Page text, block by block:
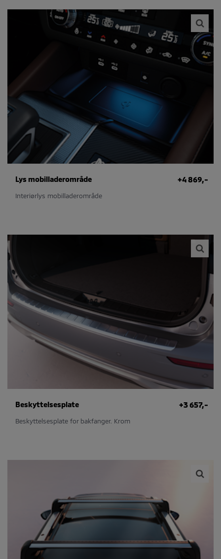
+4 869,-
Lys mobilladerområde
Interiørlys mobilladerområde
+3 657,-
Beskyttelsesplate
Beskyttelsesplate for bakfanger. Krom